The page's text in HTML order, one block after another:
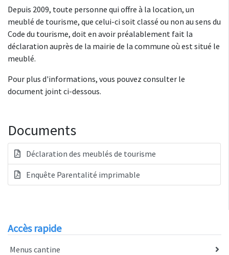
Depuis 2009, toute personne qui offre à la location, un
meublé de tourisme, que celui-ci soit classé ou non au sens du
Code du tourisme, doit en avoir préalablement fait la
déclaration auprès de la mairie de la commune où est situé le
meublé.
Pour plus d'informations, vous pouvez consulter le
document joint ci-dessous.
Documents
Déclaration des meublés de tourisme
Enquête Parentalité imprimable
Accès rapide
Menus cantine